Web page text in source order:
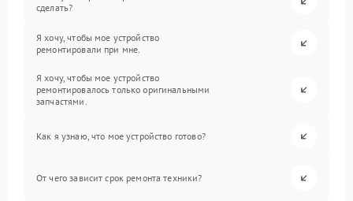
сделать?
Я хочу, чтобы мое устройство
ремонтировали при мне.
Я хочу, чтобы мое устройство
ремонтировалось только оригинальными
запчастями.
Как я узнаю, что мое устройство готово?
От чего зависит срок ремонта техники?